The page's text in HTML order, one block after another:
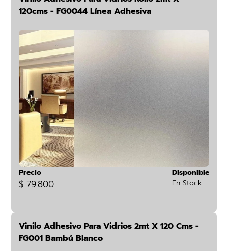
120cms - FG0044 Línea Adhesiva
Precio
$ 79.800
Disponible
En Stock
Vinilo Adhesivo Para Vidrios 2mt X 120 Cms -
FG001 Bambú Blanco